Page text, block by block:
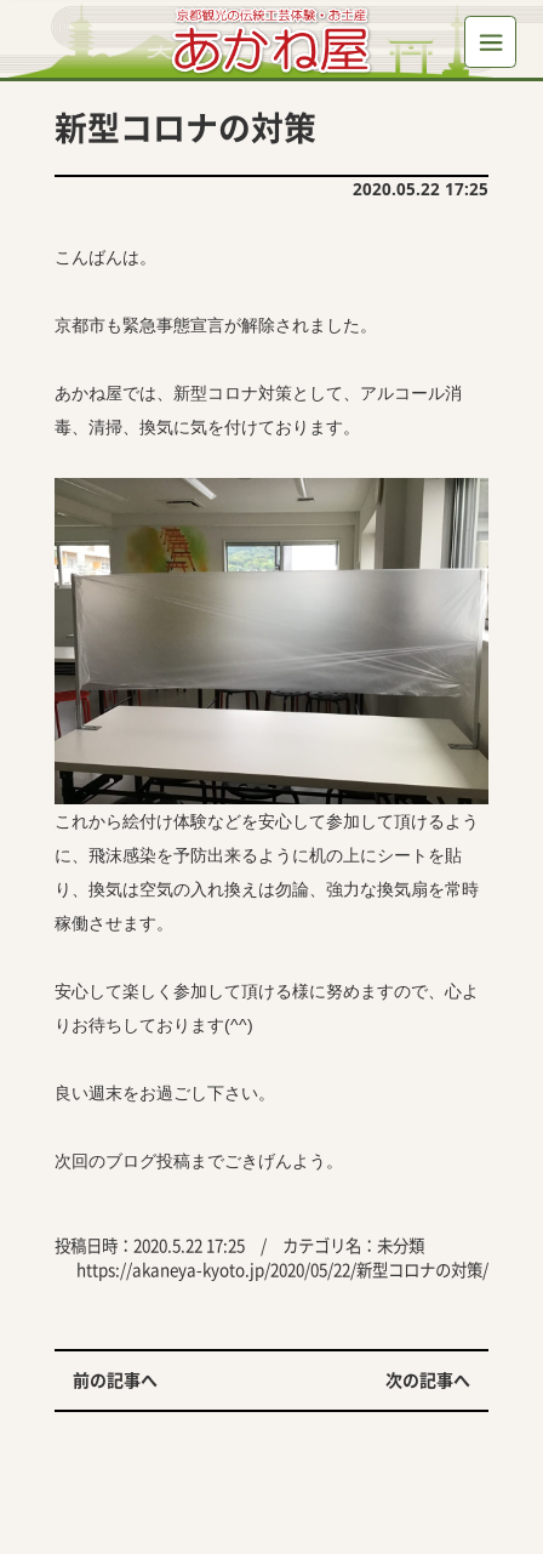
新型コロナの対策
2020.05.22 17:25
こんばんは。
京都市も緊急事態宣言が解除されました。
あかね屋では、新型コロナ対策として、アルコール消
毒、清掃、換気に気を付けております。
これから絵付け体験などを安心して参加して頂けるよう
に、飛沫感染を予防出来るように机の上にシートを貼
り、換気は空気の入れ換えは勿論、強力な換気扇を常時
稼働させます。
安心して楽しく参加して頂ける様に努めますので、心よ
りお待ちしております(^^)
良い週末をお過ごし下さい。
次回のブログ投稿までごきげんよう。
投稿日時：2020.5.22 17:25 / カテゴリ名： 未分類
https://akaneya-kyoto.jp/2020/05/22/新型コロナの対策/
前の記事へ 次の記事へ